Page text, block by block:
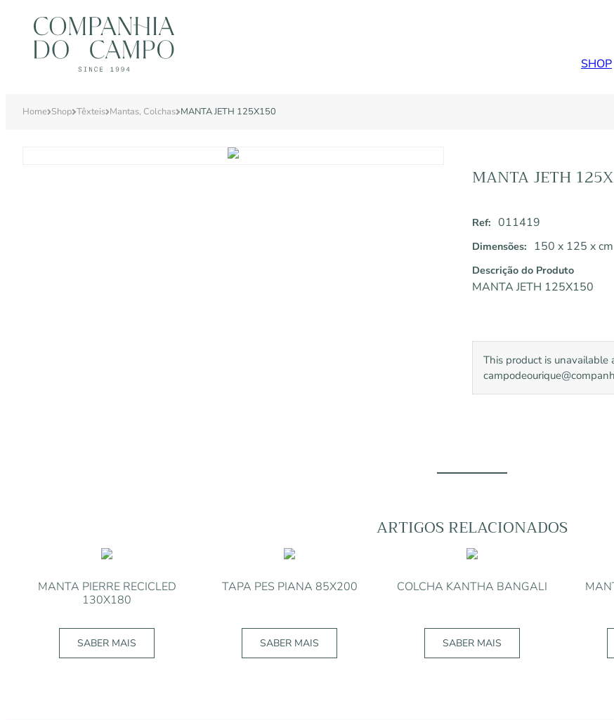
SHOP
Home Shop Têxteis Mantas, Colchas MANTA JETH 125X150
MANTA JETH
Ref: 011419
Dimensões: 150 x 125 x cm
Descrição do Produto
MANTA JETH 125X150
This product is unavailable
ARTIGOS RELACIONADOS
MANTA PIERRE RECICLED
130X180
SABER MAIS
TAPA PES PIANA 85X200
SABER MAIS
COLCHA KANTHA BANGALI
SABER MAIS